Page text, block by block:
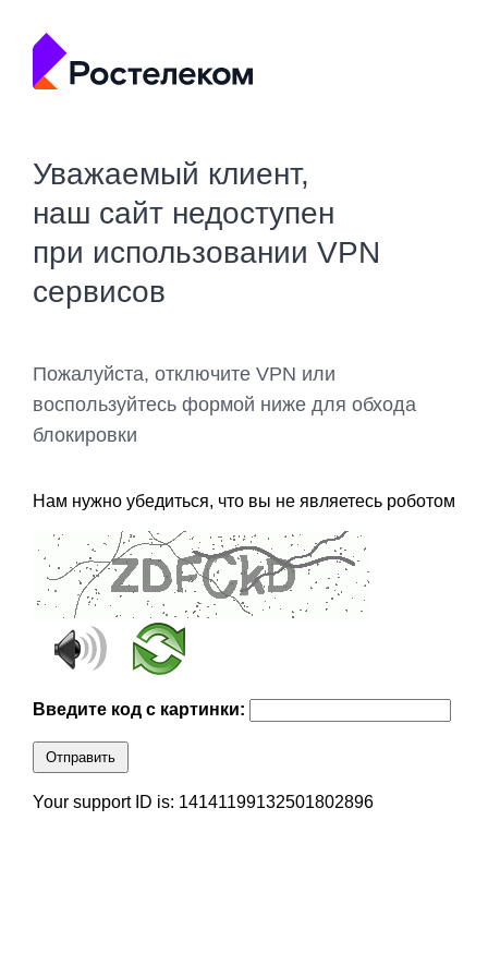
Уважаемый клиент,
наш сайт недоступен
при использовании VPN
сервисов
Пожалуйста, отключите VPN или
воспользуйтесь формой ниже для обхода
блокировки
Нам нужно убедиться, что вы не являетесь роботом
Введите код с картинки:
Отправить
Your support ID is: 14141199132501802896